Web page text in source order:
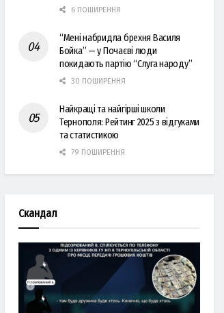
6 ПОШИРЕННЯ
“Мені набридла брехня Василя
Бойка” — у Почаєві люди
покидають партію “Слуга народу”
30 ПОШИРЕННЯ
Найкращі та найгірші школи
Тернополя: Рейтинг 2025 з відгуками
та статистикою
79 ПОШИРЕННЯ
Скандал